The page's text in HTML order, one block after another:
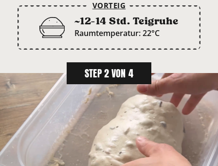
VORTEIG
~12-14 Std. Teigruhe
Raumtemperatur: 22°C
STEP 2 VON 4